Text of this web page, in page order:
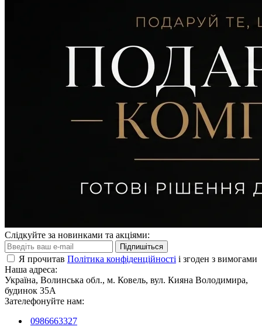
Слідкуйте за новинками та акціями:
Підпишіться
Я прочитав Політика конфіденційності і згоден з вимогами
Наша адреса:
Україна, Волинська обл., м. Ковель, вул. Кияна Володимира,
будинок 35А
Зателефонуйте нам:
0986663327